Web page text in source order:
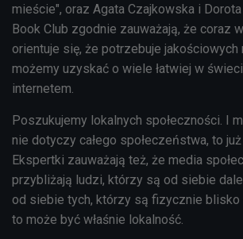
mieście", oraz Agata Czajkowska i
Book Club zgodnie zauważają, że coraz
orientuje się, że potrzebuje jakościowych
możemy uzyskać o wiele łatwiej w
internetem.
Poszukujemy lokalnych społeczności. I
nie dotyczy całego społeczeństwa, to
Ekspertki zauważają też, że media
przybliżają ludzi, którzy są od siebie
od siebie tych, którzy są fizycznie blisko
to może być właśnie lokalność.